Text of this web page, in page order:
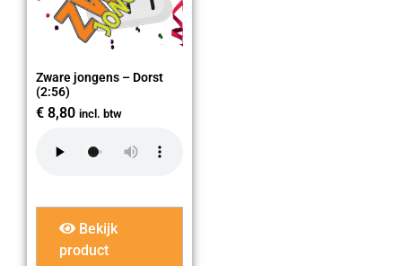
Zware jongens – Dorst
(2:56)
€ 8,80 incl. btw
Bekijk
product